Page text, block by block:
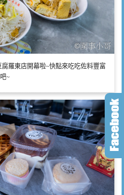
羅東店開幕啦~快點來吃吃佐料豐富
~